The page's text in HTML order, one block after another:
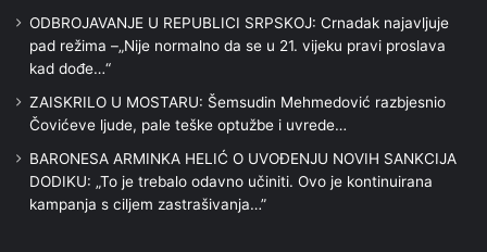
ODBROJAVANJE U REPUBLICI SRPSKOJ: Crnadak najavljuje
pad režima –„Nije normalno da se u 21. vijeku pravi proslava
kad dođe…“
ZAISKRILO U MOSTARU: Šemsudin Mehmedović razbjesnio
Čovićeve ljude, pale teške optužbe i uvrede…
BARONESA ARMINKA HELIĆ O UVOĐENJU NOVIH SANKCIJA
DODIKU: „To je trebalo odavno učiniti. Ovo je kontinuirana
kampanja s ciljem zastrašivanja…”